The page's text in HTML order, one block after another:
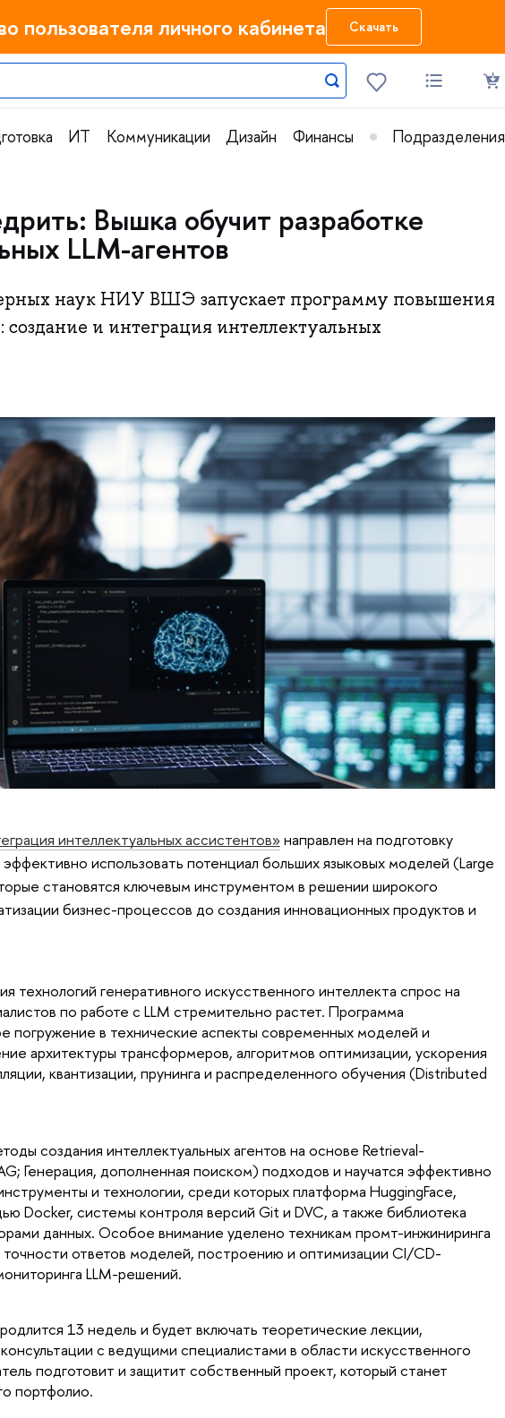
пользователя личного кабинета Скачать
ИТ Коммуникации Дизайн Финансы Подразделения
Вышка обучит разработке
LLM-агентов
наук НИУ ВШЭ запускает программу повышения
и интеграция интеллектуальных
интеллектуальных ассистентов»направлен на подготовку
использовать потенциал больших языковых моделей (Large
становятся ключевым инструментом в решении широкого
бизнес-процессов до создания инновационных продуктов и
технологий генеративного искусственного интеллекта спрос на
по работе с LLM стремительно растет. Программа
погружение в технические аспекты современных моделей и
архитектуры трансформеров, алгоритмов оптимизации, ускорения
квантизации, прунинга и распределенного обучения (Distributed
создания интеллектуальных агентов на основе Retrieval-
Генерация, дополненная поиском) подходов и научатся эффективно
и технологии, среди которых платформа HuggingFace,
Docker, системы контроля версий Git и DVC, а также библиотека
данных. Особое внимание уделено техникам промт-инжиниринга
точности ответов моделей, построению и оптимизации CI/CD-
LLM-решений.
13 недель и будет включать теоретические лекции,
с ведущими специалистами в области искусственного
подготовит и защитит собственный проект, который станет
портфолио.